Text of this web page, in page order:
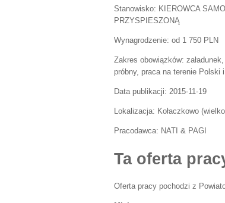
Stanowisko: KIEROWCA
PRZYSPIESZONĄ
Wynagrodzenie: od 1 750 PLN
Zakres obowiązków:
próbny, praca na terenie Polski
Data publikacji: 2015-11-19
Lokalizacja: Kołaczkowo (
Pracodawca: NATI & PAGI
Ta oferta
Oferta pracy pochodzi z